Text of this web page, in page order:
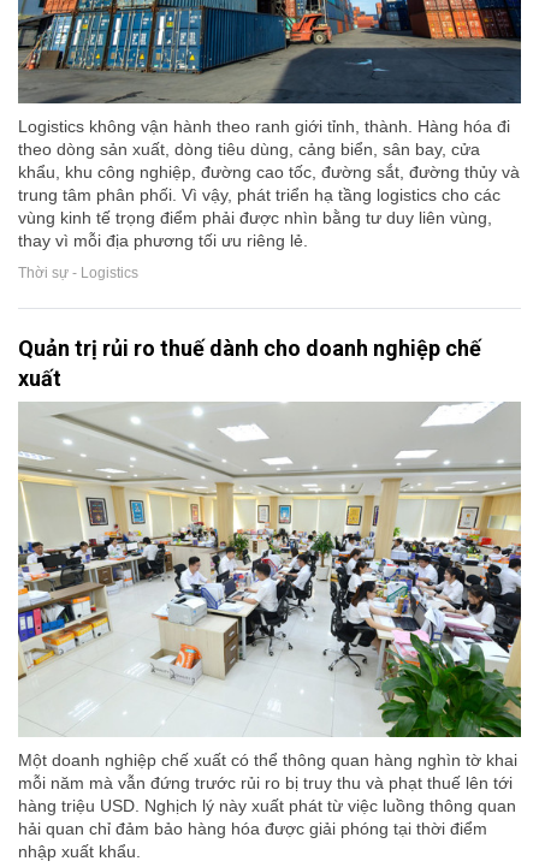
Logistics không vận hành theo ranh giới tỉnh, thành. Hàng hóa đi
theo dòng sản xuất, dòng tiêu dùng, cảng biển, sân bay, cửa
khẩu, khu công nghiệp, đường cao tốc, đường sắt, đường thủy và
trung tâm phân phối. Vì vậy, phát triển hạ tầng logistics cho các
vùng kinh tế trọng điểm phải được nhìn bằng tư duy liên vùng,
thay vì mỗi địa phương tối ưu riêng lẻ.
Thời sự - Logistics
Quản trị rủi ro thuế dành cho doanh nghiệp chế
xuất
Một doanh nghiệp chế xuất có thể thông quan hàng nghìn tờ khai
mỗi năm mà vẫn đứng trước rủi ro bị truy thu và phạt thuế lên tới
hàng triệu USD. Nghịch lý này xuất phát từ việc luồng thông quan
hải quan chỉ đảm bảo hàng hóa được giải phóng tại thời điểm
nhập xuất khẩu.